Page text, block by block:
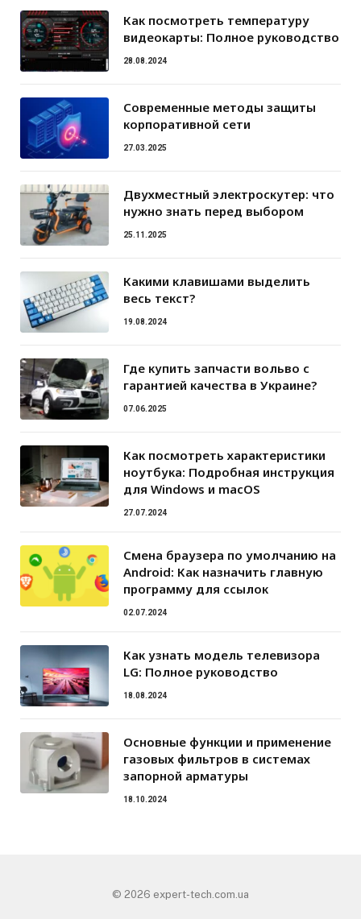
Как посмотреть температуру
видеокарты: Полное руководство
28.08.2024
Современные методы защиты
корпоративной сети
27.03.2025
Двухместный электроскутер: что
нужно знать перед выбором
25.11.2025
Какими клавишами выделить
весь текст?
19.08.2024
Где купить запчасти вольво с
гарантией качества в Украине?
07.06.2025
Как посмотреть характеристики
ноутбука: Подробная инструкция
для Windows и macOS
27.07.2024
Смена браузера по умолчанию на
Android: Как назначить главную
программу для ссылок
02.07.2024
Как узнать модель телевизора
LG: Полное руководство
18.08.2024
Основные функции и применение
газовых фильтров в системах
запорной арматуры
18.10.2024
© 2026 expert-tech.com.ua